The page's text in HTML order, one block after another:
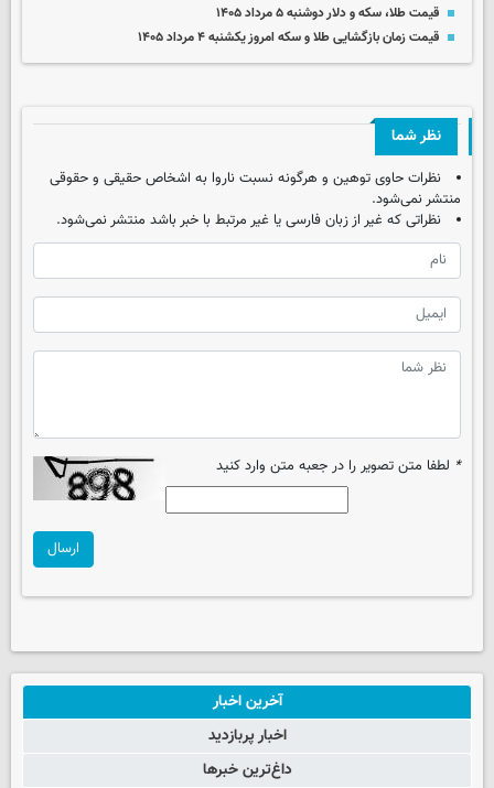
قیمت طلا، سکه و دلار دوشنبه ۵ مرداد ۱۴۰۵
قیمت زمان بازگشایی طلا و سکه امروز یکشنبه ۴ مرداد ۱۴۰۵
نظر شما
نظرات حاوی توهین و هرگونه نسبت ناروا به اشخاص حقیقی و حقوقی
منتشر نمی‌شود.
نظراتی که غیر از زبان فارسی یا غیر مرتبط با خبر باشد منتشر نمی‌شود.
* لطفا متن تصویر را در جعبه متن وارد کنید
ارسال
آخرین اخبار
اخبار پربازدید
داغ‌ترین خبرها